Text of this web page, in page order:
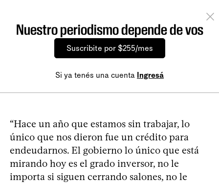
Nuestro periodismo depende de vos
Suscribite por $255/mes
Si ya tenés una cuenta Ingresá
“Hace un año que estamos sin trabajar, lo
único que nos dieron fue un crédito para
endeudarnos. El gobierno lo único que está
mirando hoy es el grado inversor, no le
importa si siguen cerrando salones, no le